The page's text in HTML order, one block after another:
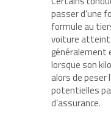
passer d’une
formule au
voiture atteint
généralement
lorsque son
alors de
potentielles
d’assurance.